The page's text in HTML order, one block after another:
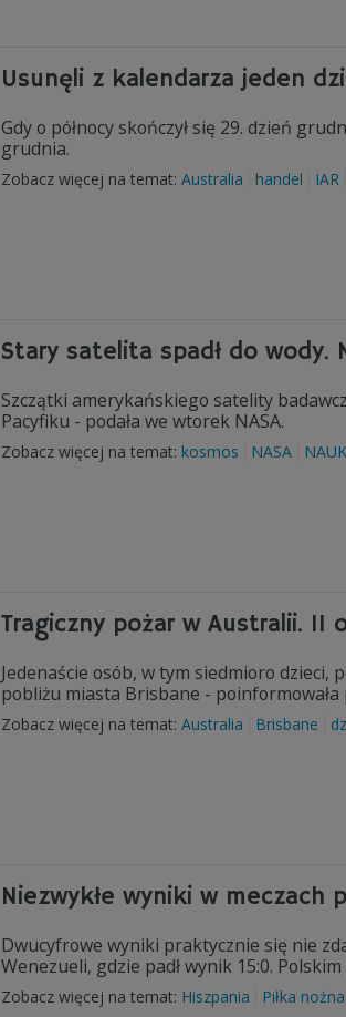
Usunęli z kalendarza jeden
Gdy o północy skończył się 29. dzień
grudnia.
Zobacz więcej na temat: Australia handel IAR
Stary satelita spadł do wody.
Szczątki amerykańskiego satelity
Pacyfiku - podała we wtorek NASA.
Zobacz więcej na temat: kosmos NASA
Tragiczny pożar w Australii. 11
Jedenaście osób, w tym siedmioro dzieci,
pobliżu miasta Brisbane - poinformowała
Zobacz więcej na temat: Australia Brisbane
Niezwykłe wyniki w meczach
Dwucyfrowe wyniki praktycznie się nie
Wenezueli, gdzie padł wynik 15:0.
Zobacz więcej na temat: Hiszpania Piłka nożna